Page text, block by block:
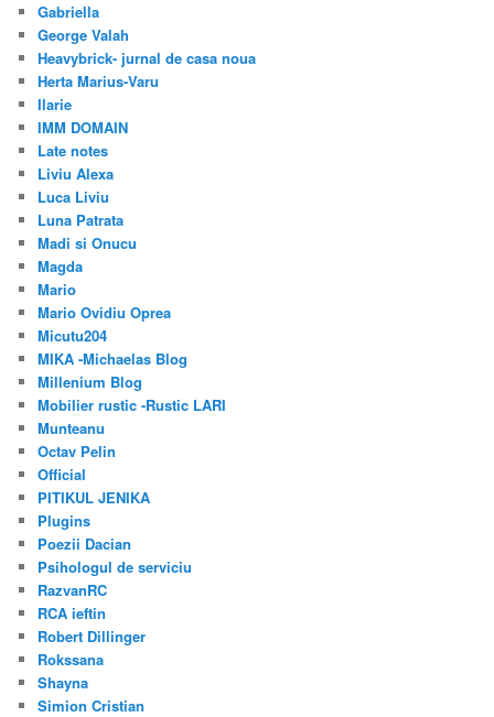
Gabriella
George Valah
Heavybrick- jurnal de casa noua
Herta Marius-Varu
Ilarie
IMM DOMAIN
Late notes
Liviu Alexa
Luca Liviu
Luna Patrata
Madi si Onucu
Magda
Mario
Mario Ovidiu Oprea
Micutu204
MIKA -Michaelas Blog
Millenium Blog
Mobilier rustic -Rustic LARI
Munteanu
Octav Pelin
Official
PITIKUL JENIKA
Plugins
Poezii Dacian
Psihologul de serviciu
RazvanRC
RCA ieftin
Robert Dillinger
Rokssana
Shayna
Simion Cristian